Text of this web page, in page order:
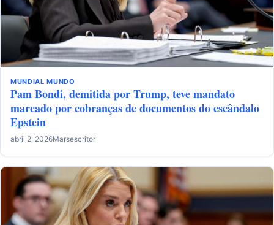
MUNDIAL MUNDO
Pam Bondi, demitida por Trump, teve mandato
marcado por cobranças de documentos do escândalo
Epstein
abril 2, 2026Marsescritor